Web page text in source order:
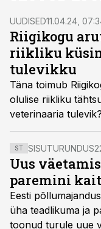
UUDISED11.04.24,
Riigikogu
riikliku
tulevikku
Täna toimub
olulise riikliku
veterinaaria
ST SISUTURUNDUS
Uus
paremini
Eesti
üha teadlikuma ja
toonud turule uue